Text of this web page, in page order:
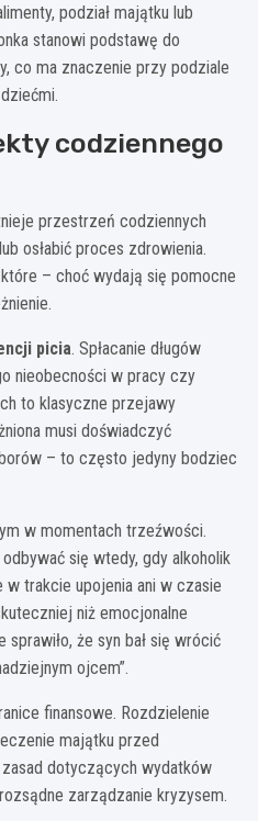
podział majątku lub
stanowi podstawę do
co ma znaczenie przy podziale
codziennego
przestrzeń codziennych
osłabić proces zdrowienia.
– choć wydają się pomocne
picia. Spłacanie długów
nieobecności w pracy czy
to klasyczne przejawy
musi doświadczyć
– to często jedyny bodziec
w momentach trzeźwości.
się wtedy, gdy alkoholik
trakcie upojenia ani w czasie
niż emocjonalne
że syn bał się wrócić
ojcem”.
finansowe. Rozdzielenie
majątku przed
zasad dotyczących wydatków
zarządzanie kryzysem.